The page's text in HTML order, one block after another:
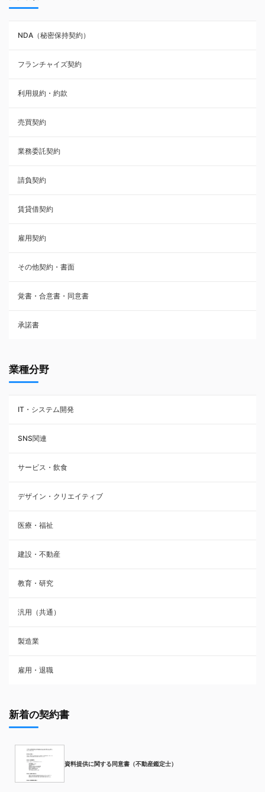
NDA（秘密保持契約）
業務委託契約
利用規約・約款
覚書・合意書・同意書
承諾書
雇用契約
その他契約・書面
売買契約
株主総会議事録・関連書類
請負契約
フランチャイズ契約
賃貸借契約
NDA（秘密保持契約）
フランチャイズ契約
利用規約・約款
売買契約
業務委託契約
請負契約
賃貸借契約
雇用契約
その他契約・書面
覚書・合意書・同意書
承諾書
業種分野
IT・システム開発
SNS関連
サービス・飲食
デザイン・クリエイティブ
医療・福祉
建設・不動産
教育・研究
汎用（共通）
製造業
雇用・退職
新着の契約書
資料提供に関する同意書（不動産鑑定士）